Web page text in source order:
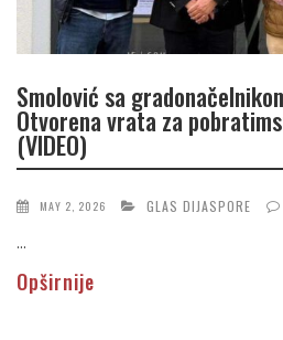
Smolović sa
Otvorena vrata za
(VIDEO)
MAY 2, 2026 GLAS DIJASPORE
...
Opširnije